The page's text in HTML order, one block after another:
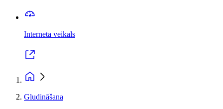
Interneta veikals
Gludināšana